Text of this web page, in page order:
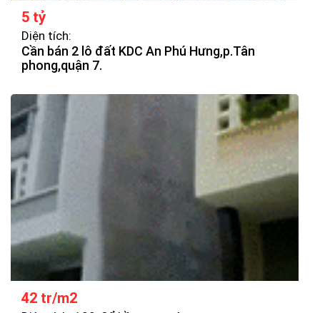
5 tỷ
Diện tích:
Cần bán 2 lô đất KDC An Phú Hưng,p.Tân
phong,quận 7.
42 tr/m2